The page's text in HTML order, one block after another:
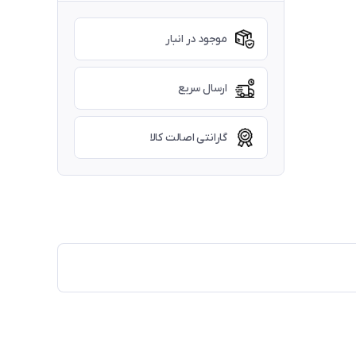
موجود در انبار
ارسال سریع
گارانتی اصالت کالا